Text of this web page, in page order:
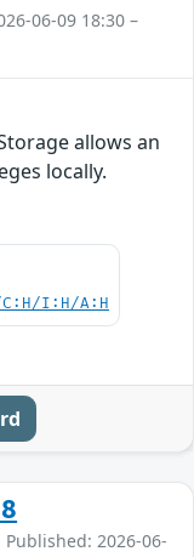
06-09 18:30 –
allows an
locally.
C:H/I:H/A:H
Published: 2026-06-